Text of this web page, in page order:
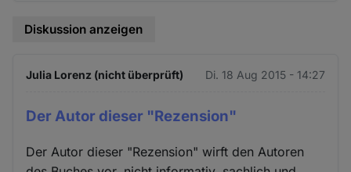
Diskussion anzeigen
Julia Lorenz (nicht überprüft) Di. 18 Aug 2015 - 14:27
Der Autor dieser "Rezension"
Der Autor dieser "Rezension" wirft den Autoren